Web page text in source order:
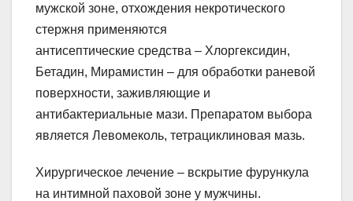
мужской зоне, отхождения некротического
стержня применяются
антисептические средства – Хлоргексидин,
Бетадин, Мирамистин – для обработки раневой
поверхности, заживляющие и
антибактериальные мази. Препаратом выбора
является Левомеколь, тетрациклиновая мазь.
Хирургическое лечение – вскрытие фурункула
на интимной паховой зоне у мужчины.